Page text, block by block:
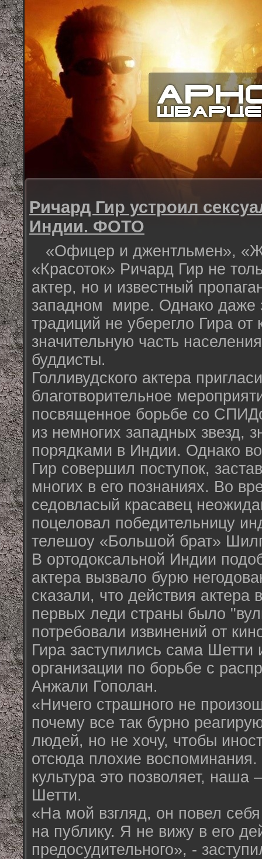
Ричард Гир устроил
Индии. ФОТО
«Офицер и джентльмен»,
«Красоток» Ричард Гир не
актер, но и известный
западном мире. Однако даже
традиций не уберегло Гира
значительную часть
буддисты.
Голливудского актера
благотворительное
посвященное борьбе со
из немногих западных звезд,
порядками в Индии. Однако
Гир совершил поступок,
многих в его познаниях. Во
седовласый красавец
поцеловал победительницу
телешоу «Большой брат»
В ортодоксальной Индии
актера вызвало бурю
сказали, что действия актера
первых леди страны было
потребовали извинений от
Гира заступились сама Шетти
организации по борьбе с
Анжали Гополан.
«Ничего страшного не
почему все так бурно
людей, но не хочу, чтобы
отсюда плохие
культура это позволяет, наша
Шетти.
«На мой взгляд, он повел
на публику. Я не вижу в его
предосудительного», -